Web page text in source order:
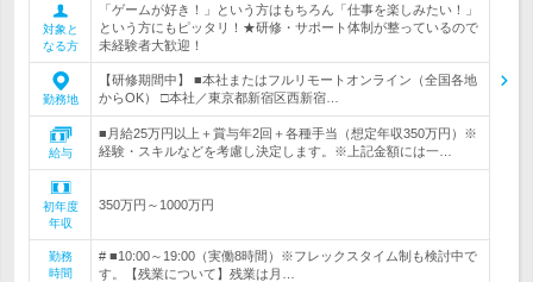
対象と
なる方
「ゲームが好き！」という方はもちろん「仕事を楽しみたい！」
という方にもピッタリ！★研修・サポート体制が整っているので
未経験者大歓迎！
勤務地
【研修期間中】 ■本社またはフルリモートオンライン（全国各地
からOK） □本社／東京都新宿区西新宿…
給与
■月給25万円以上＋賞与年2回＋各種手当（想定年収350万円）※
経験・スキルなどを考慮し決定します。※上記金額には一…
初年度
年収
350万円～1000万円
勤務
時間
# ■10:00～19:00（実働8時間）※フレックスタイム制も検討中で
す。【残業について】残業は月…